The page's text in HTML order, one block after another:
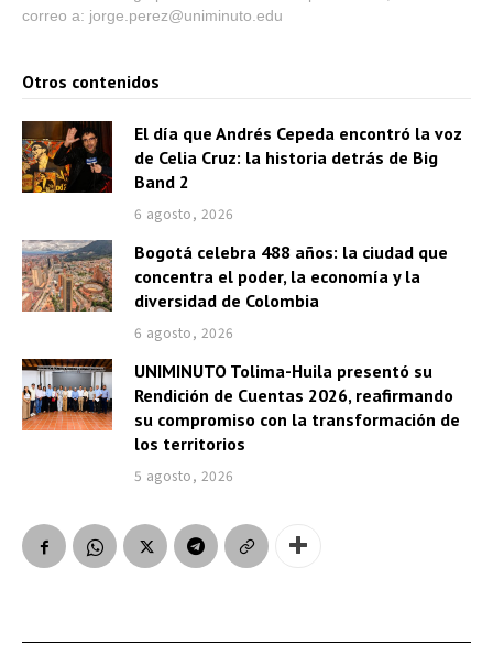
correo a: jorge.perez@uniminuto.edu
Otros contenidos
El día que Andrés Cepeda encontró la voz
de Celia Cruz: la historia detrás de Big
Band 2
6 agosto, 2026
Bogotá celebra 488 años: la ciudad que
concentra el poder, la economía y la
diversidad de Colombia
6 agosto, 2026
UNIMINUTO Tolima-Huila presentó su
Rendición de Cuentas 2026, reafirmando
su compromiso con la transformación de
los territorios
5 agosto, 2026